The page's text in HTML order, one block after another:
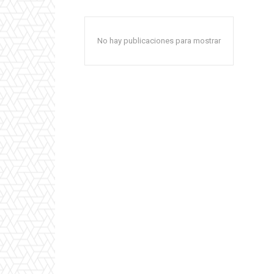
No hay publicaciones para mostrar